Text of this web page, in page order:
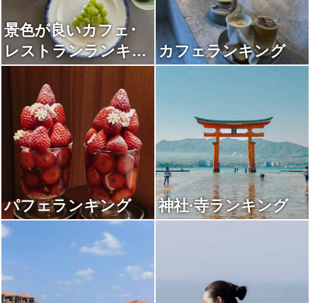
景色が良いカフェ･
レストランランキン
グ
カフェランキング
パフェランキング 神社·寺ランキング